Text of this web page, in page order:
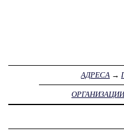
АДРЕСА →
ОРГАНИЗАЦИИ